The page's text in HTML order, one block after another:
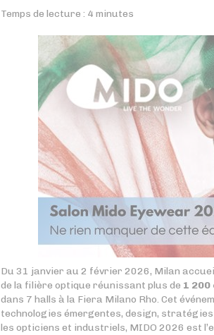
Temps de lecture : 4 minutes
Du 31 janvier au 2 février 2026, Milan
de la filière optique réunissant plus de 1
dans 7 halls à la Fiera Milano Rho. Cet
technologies émergentes, design,
les opticiens et industriels, MIDO 2026 est